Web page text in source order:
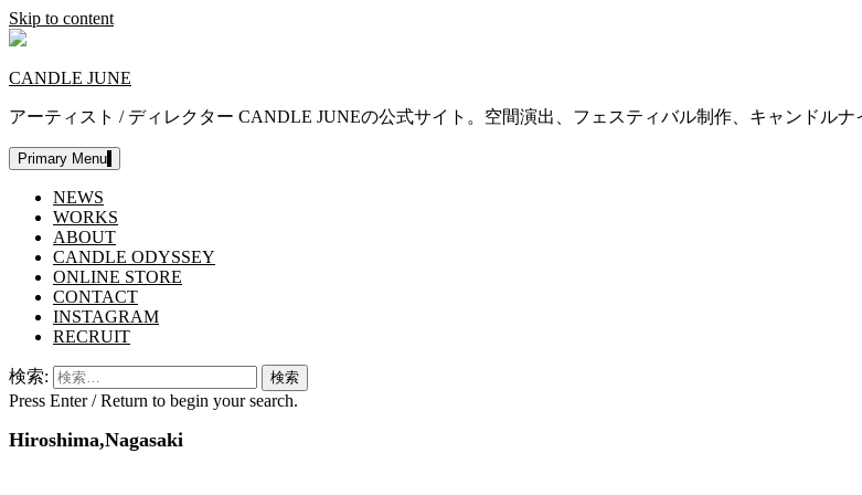
Skip to content
CANDLE JUNE
アーティスト / ディレクター CANDLE JUNEの公式サイト。空間演出、フェスティバル制作、キャンドル
Primary Menu
NEWS
WORKS
ABOUT
CANDLE ODYSSEY
ONLINE STORE
CONTACT
INSTAGRAM
RECRUIT
検索:
Press Enter / Return to begin your search.
Hiroshima,Nagasaki